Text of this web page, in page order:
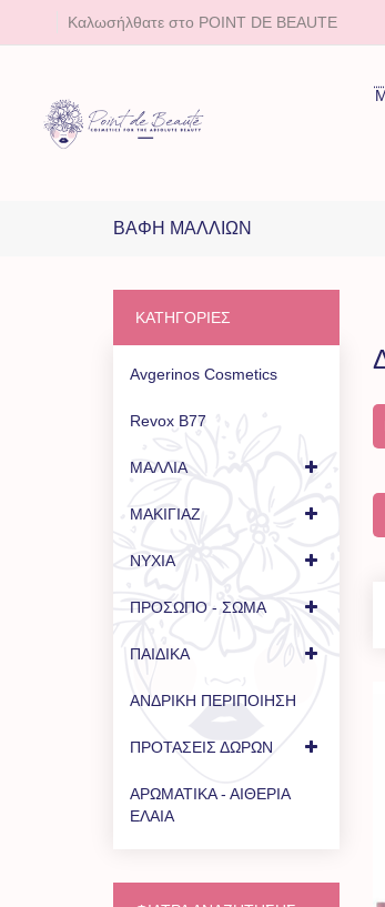
Καλωσήλθατε στο POINT DE BEAUTE
ΒΑΦΉ ΜΑΛΛΙΏΝ
ΚΑΤΗΓΟΡΊΕΣ
Avgerinos Cosmetics
Revox B77
ΜΑΛΛΙΑ
ΜΑΚΙΓΙΑΖ
ΝΥΧΙΑ
ΠΡΟΣΩΠΟ - ΣΩΜΑ
ΠΑΙΔΙΚΑ
ΑΝΔΡΙΚΗ ΠΕΡΙΠΟΙΗΣΗ
ΠΡΟΤΑΣΕΙΣ ΔΩΡΩΝ
ΑΡΩΜΑΤΙΚΑ - ΑΙΘΕΡΙΑ
ΕΛΑΙΑ